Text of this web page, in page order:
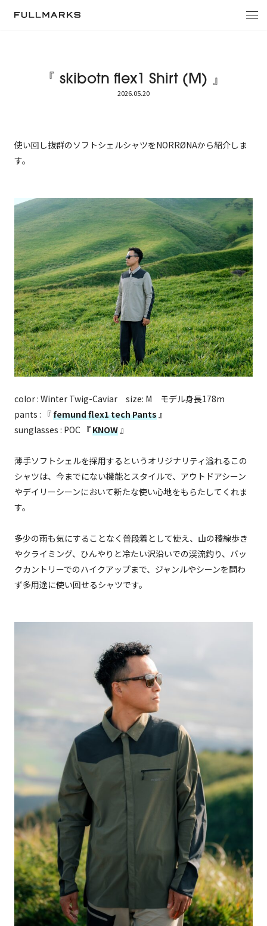
『 skibotn flex1 Shirt (M) 』
2026.05.20
使い回し抜群のソフトシェルシャツをNORRØNAから紹介しま
す。
color : Winter Twig-Caviar size: M モデル身長178m
pants : 『femund flex1 tech Pants』
sunglasses : POC 『KNOW』
薄手ソフトシェルを採用するというオリジナリティ溢れるこの
シャツは、今までにない機能とスタイルで、アウトドアシーン
やデイリーシーンにおいて新たな使い心地をもらたしてくれま
す。
多少の雨も気にすることなく普段着として使え、山の稜線歩き
やクライミング、ひんやりと冷たい沢沿いでの渓流釣り、バッ
クカントリーでのハイクアップまで、ジャンルやシーンを問わ
ず多用途に使い回せるシャツです。